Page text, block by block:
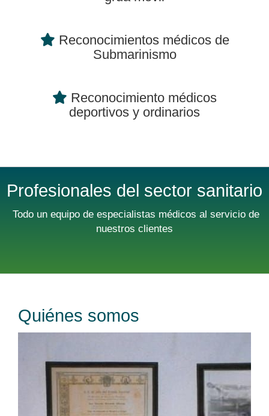
Reconocimientos médicos de
Submarinismo
Reconocimiento médicos
deportivos y ordinarios
Profesionales del sector sanitario
Todo un equipo de especialistas médicos al servicio de
nuestros clientes
Quiénes somos